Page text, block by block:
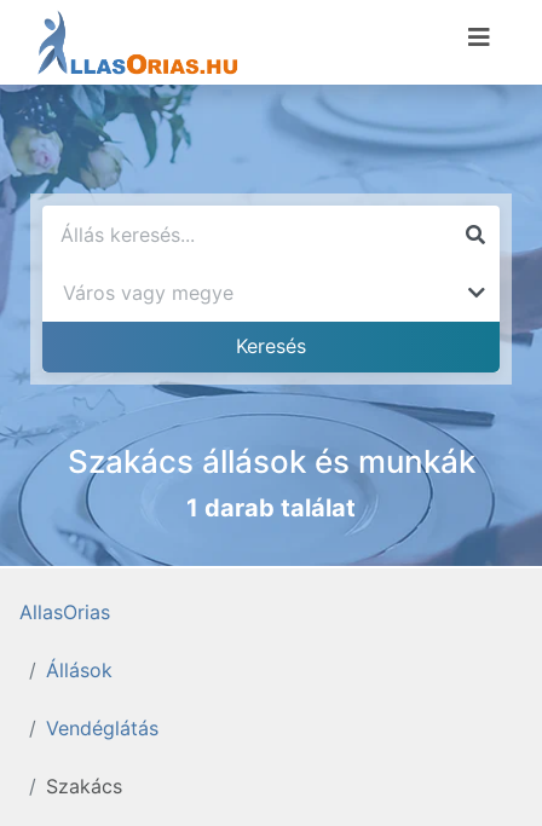
Szakács állások és munkák
1 darab találat
AllasOrias
Állások
Vendéglátás
Szakács